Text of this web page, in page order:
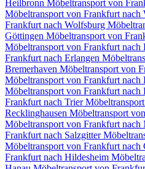
Heilbronn Möbeltransport von
Möbeltransport von Frankfurt nach
Frankfurt nach Wolfsburg
Göttingen Möbeltransport von
Möbeltransport von Frankfurt nach
Frankfurt nach Erlangen
Bremerhaven Möbeltransport von
Möbeltransport von Frankfurt nach
Möbeltransport von Frankfurt nach
Frankfurt nach Trier
Recklinghausen Möbeltransport
Möbeltransport von Frankfurt nach
Frankfurt nach Salzgitter
Möbeltransport von Frankfurt nach
Frankfurt nach Hildesheim